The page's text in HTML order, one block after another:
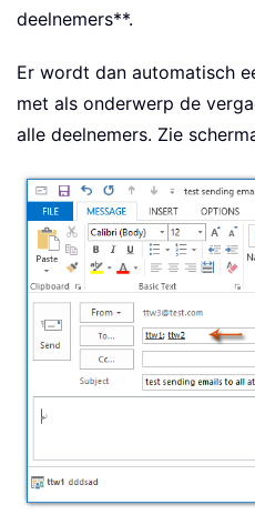
deelnemers**.
Er wordt dan automatisch
met als onderwerp de
alle deelnemers. Zie